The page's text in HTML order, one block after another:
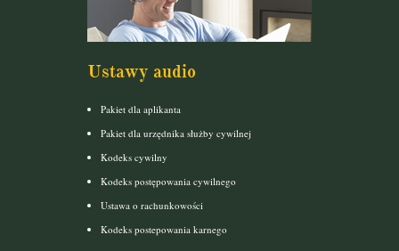
Ustawy audio
Pakiet dla aplikanta
Pakiet dla urzędnika służby cywilnej
Kodeks cywilny
Kodeks postępowania cywilnego
Ustawa o rachunkowości
Kodeks postepowania karnego